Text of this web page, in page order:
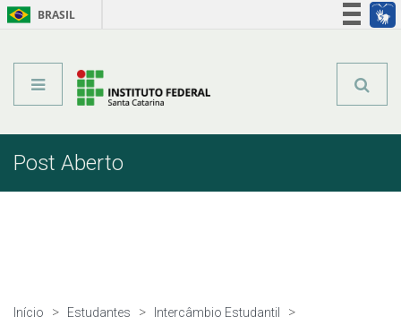
BRASIL
Post Aberto
Início Estudantes
Intercâmbio Estudantil